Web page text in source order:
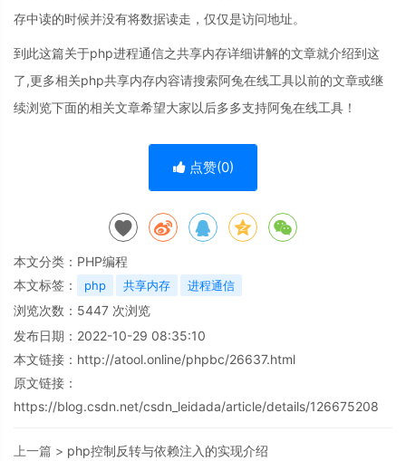
存中读的时候并没有将数据读走，仅仅是访问地址。
到此这篇关于php进程通信之共享内存详细讲解的文章就介绍到这
了,更多相关php共享内存内容请搜索阿兔在线工具以前的文章或继
续浏览下面的相关文章希望大家以后多多支持阿兔在线工具！
点赞(0)
本文分类： PHP编程
本文标签：
php 共享内存 进程通信
浏览次数： 5447 次浏览
发布日期：2022-10-29 08:35:10
本文链接： http://atool.online/phpbc/26637.html
原文链接：
https://blog.csdn.net/csdn_leidada/article/details/126675208
上一篇 > php控制反转与依赖注入的实现介绍